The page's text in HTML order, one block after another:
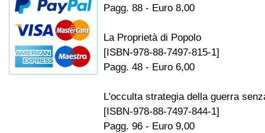
Pagg. 88 - Euro 8,00
La Proprietà di Popolo
[ISBN-978-88-7497-815-1]
Pagg. 48 - Euro 6,00
L'occulta strategia della guerra
[ISBN-978-88-7497-844-1]
Pagg. 96 - Euro 9,00